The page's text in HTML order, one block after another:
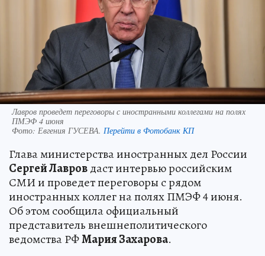
Лавров проведет переговоры с иностранными коллегами на полях
ПМЭФ 4 июня
Фото: Евгения ГУСЕВА. Перейти в Фотобанк КП
Глава министерства иностранных дел России
Сергей Лавровдаст интервью российским
СМИ и проведет переговоры с рядом
иностранных коллег на полях ПМЭФ 4 июня.
Об этом сообщила официальный
представитель внешнеполитического
ведомства РФМария Захарова.